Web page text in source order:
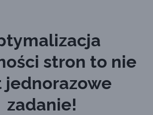
stron to nie
jednorazowe
zadanie!